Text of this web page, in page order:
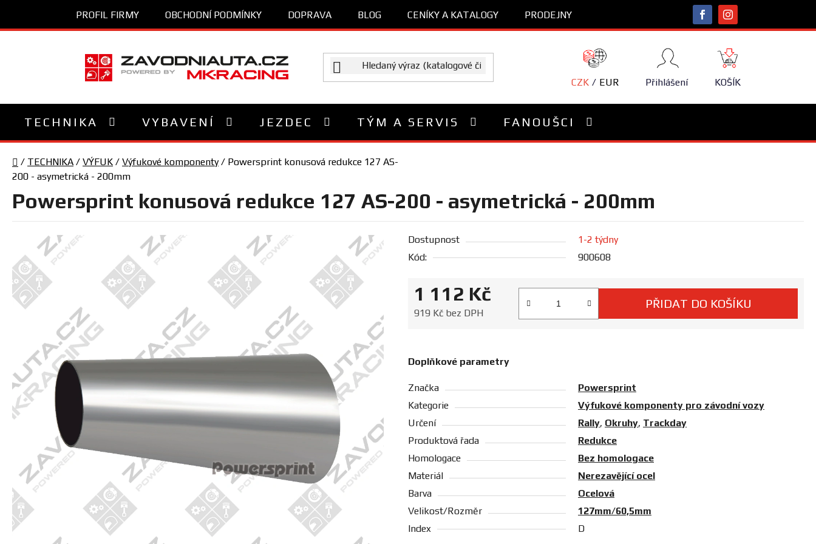
obsah
PROFIL FIRMY OBCHODNÍ PODMÍNKY DOPRAVA BLOG CENÍKY A KATALOGY PRODEJNY
CZK EUR Přihlášení
NÁKUPNÍ
KOŠÍK
KOŠÍK
TECHNIKA VYBAVENÍ JEZDEC TÝM A SERVIS FANOUŠCI
Domů
/ TECHNIKA / VÝFUK / Výfukové komponenty / Powersprint konusová redukce 127 AS-
200 - asymetrická - 200mm
Powersprint konusová redukce 127 AS-200 - asymetrická - 200mm
Dostupnost
1-2 týdny
Kód:
900608
1 112 Kč
919 Kč bez DPH
PŘIDAT DO KOŠÍKU
Doplňkové parametry
Značka
Powersprint
Kategorie
Výfukové komponenty pro závodní vozy
Určení
Rally, Okruhy, Trackday
Produktová řada
Redukce
Homologace
Bez homologace
Materiál
Nerezavějící ocel
Barva
Ocelová
Velikost/Rozměr
127mm/60,5mm
Index
D